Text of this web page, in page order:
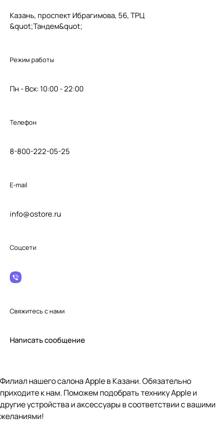
Казань, проспект Ибрагимова, 56, ТРЦ
&quot;Тандем&quot;
Режим работы
Пн - Вск: 10:00 - 22:00
Телефон
8-800-222-05-25
E-mail
info@ostore.ru
Соцсети
Свяжитесь с нами
Написать сообщение
Филиал нашего салона Apple в Казани. Обязательно
приходите к нам. Поможем подобрать технику Apple и
другие устройства и аксессуары в соответствии с вашими
желаниями!